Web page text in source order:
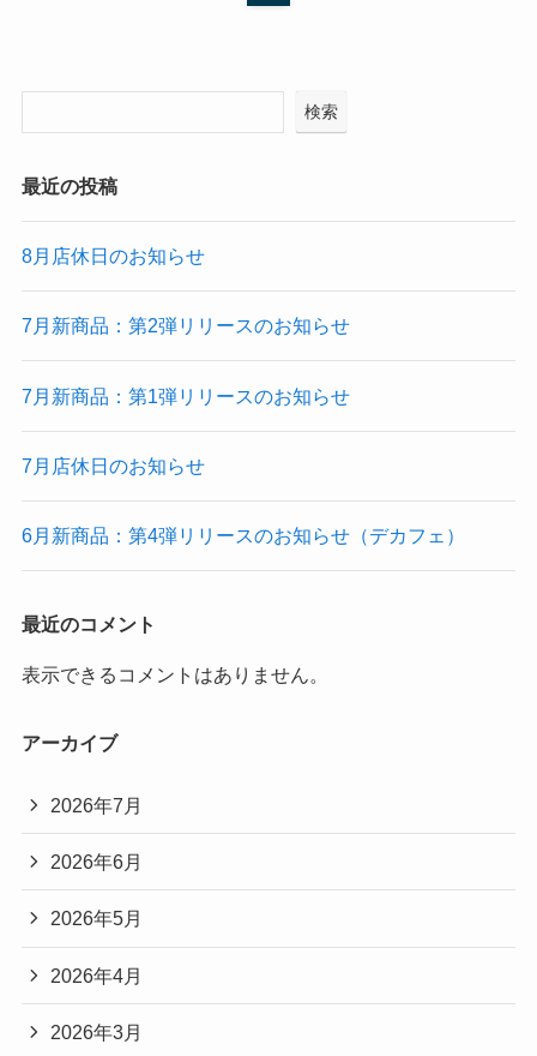
検索
最近の投稿
8月店休日のお知らせ
7月新商品：第2弾リリースのお知らせ
7月新商品：第1弾リリースのお知らせ
7月店休日のお知らせ
6月新商品：第4弾リリースのお知らせ（デカフェ）
最近のコメント
表示できるコメントはありません。
アーカイブ
2026年7月
2026年6月
2026年5月
2026年4月
2026年3月